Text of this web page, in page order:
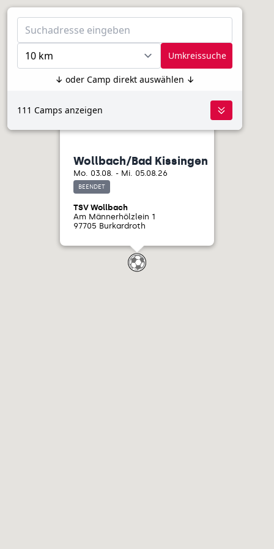
Umkreissuche
↓ oder Camp direkt auswählen ↓
111 Camps anzeigen
Wollbach/Bad Kissingen
Mo. 03.08. - Mi. 05.08.26
BEENDET
TSV Wollbach
Am Männerhölzlein 1
97705 Burkardroth